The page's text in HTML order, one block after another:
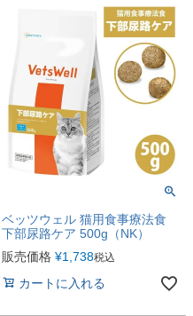
ベッツウェル 猫用食事療法食
下部尿路ケア 500g（NK）
販売価格 ¥1,738税込
カートに入れる